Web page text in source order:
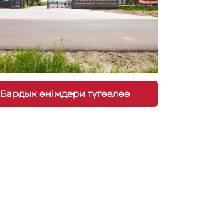
Бардык өнімдери түгөөлөө